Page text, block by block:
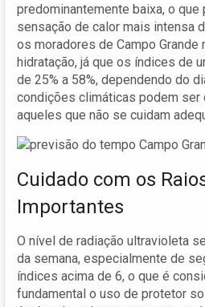
predominantemente baixa, o
sensação de calor mais intensa
os moradores de Campo Grande
hidratação, já que os índices de
de 25% a 58%, dependendo do
condições climáticas podem ser
aqueles que não se cuidam
Cuidado com os
Importantes
O nível de radiação ultravioleta
da semana, especialmente de
índices acima de 6, o que é
fundamental o uso de protetor